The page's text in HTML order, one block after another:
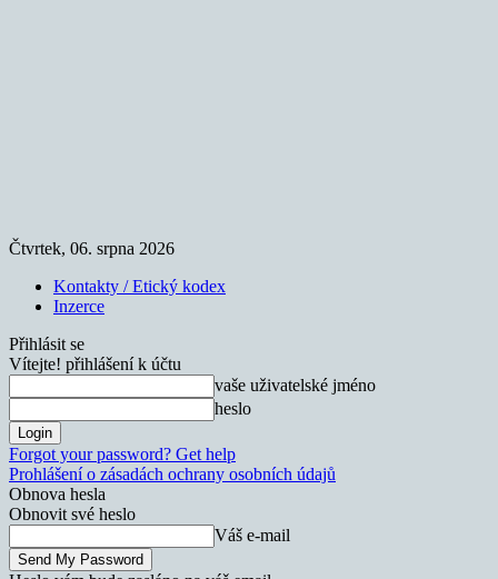
Čtvrtek, 06. srpna 2026
Kontakty / Etický kodex
Inzerce
Přihlásit se
Vítejte! přihlášení k účtu
vaše uživatelské jméno
heslo
Forgot your password? Get help
Prohlášení o zásadách ochrany osobních údajů
Obnova hesla
Obnovit své heslo
Váš e-mail